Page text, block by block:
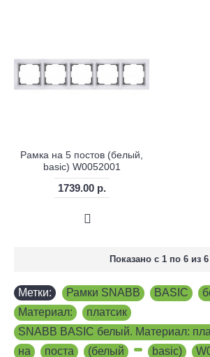
Рамка на 5 постов (белый,
basic) W0052001
1739.00 р.
Показано с 1 по 6 из
Метки: Рамки SNABB BASIC
Материал:
платсик
SNABB BASIC белый. Материал:
на
поста (белый basic)